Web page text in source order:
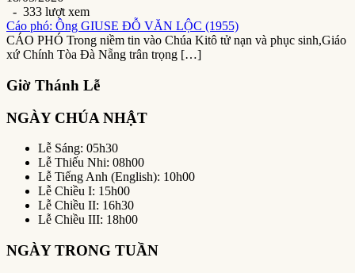
- 333 lượt xem
Cáo phó: Ông GIUSE ĐỖ VĂN LỘC (1955)
CÁO PHÓ Trong niềm tin vào Chúa Kitô tử nạn và phục sinh,Giáo
xứ Chính Tòa Đà Nẵng trân trọng […]
Giờ Thánh Lễ
NGÀY CHÚA NHẬT
Lễ Sáng: 05h30
Lễ Thiếu Nhi: 08h00
Lễ Tiếng Anh (English): 10h00
Lễ Chiều I: 15h00
Lễ Chiều II: 16h30
Lễ Chiều III: 18h00
NGÀY TRONG TUẦN